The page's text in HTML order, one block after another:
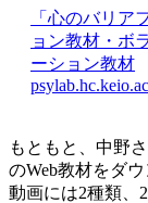
「心のバリア
ョン教材・ボ
ーション教材
もともと、中野
のWeb教材をダ
動画には2種類、